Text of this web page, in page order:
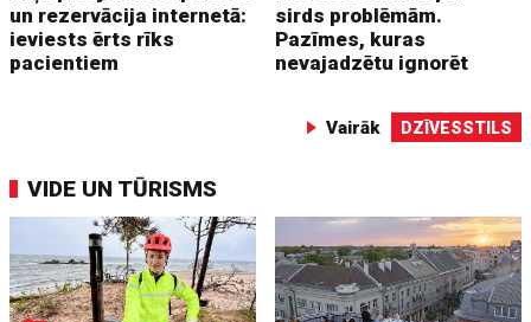
un rezervācija internetā:
ieviests ērts rīks
pacientiem
sirds problēmām.
Pazīmes, kuras
nevajadzētu ignorēt
Vairāk DZĪVESSTILS
VIDE UN TŪRISMS